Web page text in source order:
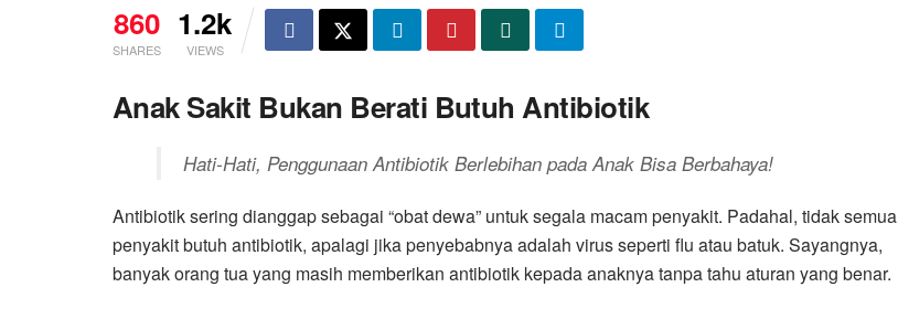
860
SHARES
1.2k
VIEWS
Anak Sakit Bukan Berati Butuh Antibiotik
Hati-Hati, Penggunaan Antibiotik Berlebihan pada Anak Bisa Berbahaya!
Antibiotik sering dianggap sebagai “obat dewa” untuk segala macam penyakit. Padahal, tidak semua
penyakit butuh antibiotik, apalagi jika penyebabnya adalah virus seperti flu atau batuk. Sayangnya,
banyak orang tua yang masih memberikan antibiotik kepada anaknya tanpa tahu aturan yang benar.